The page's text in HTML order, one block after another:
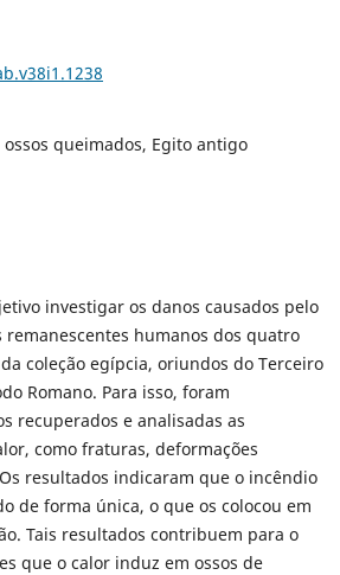
queimados, Egito antigo
investigar os danos causados pelo
humanos dos quatro
coleção egípcia, oriundos do Terceiro
Romano. Para isso, foram
recuperados e analisadas as
como fraturas, deformações
resultados indicaram que o incêndio
de forma única, o que os colocou em
Tais resultados contribuem para o
que o calor induz em ossos de